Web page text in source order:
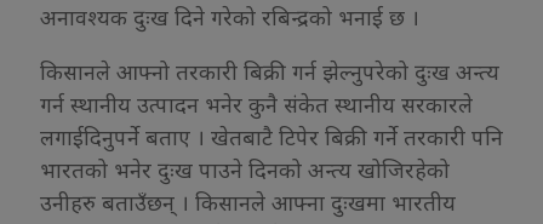
अनावश्यक दुःख दिने गरेको रबिन्द्रको भनाई छ ।
किसानले आफ्नो तरकारी बिक्री गर्न झेल्नुपरेको दुःख अन्त्य
गर्न स्थानीय उत्पादन भनेर कुनै संकेत स्थानीय सरकारले
लगाईदिनुपर्ने बताए । खेतबाटै टिपेर बिक्री गर्ने तरकारी पनि
भारतको भनेर दुःख पाउने दिनको अन्त्य खोजिरहेको
उनीहरु बताउँछन् । किसानले आफ्ना दुःखमा भारतीय